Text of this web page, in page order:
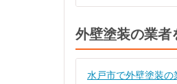
外壁塗装の業者
水戸市で外壁塗装の